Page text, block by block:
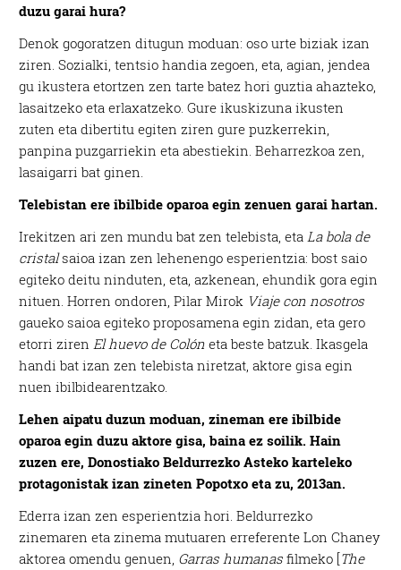
duzu garai hura?
Denok gogoratzen ditugun moduan: oso urte biziak izan
ziren. Sozialki, tentsio handia zegoen, eta, agian, jendea
gu ikustera etortzen zen tarte batez hori guztia ahazteko,
lasaitzeko eta erlaxatzeko. Gure ikuskizuna ikusten
zuten eta dibertitu egiten ziren gure puzkerrekin,
panpina puzgarriekin eta abestiekin. Beharrezkoa zen,
lasaigarri bat ginen.
Telebistan ere ibilbide oparoa egin zenuen garai hartan.
Irekitzen ari zen mundu bat zen telebista, etaLa bola de
cristalsaioa izan zen lehenengo esperientzia: bost saio
egiteko deitu ninduten, eta, azkenean, ehundik gora egin
nituen. Horren ondoren, Pilar Mirok Viaje con nosotros
gaueko saioa egiteko proposamena egin zidan, eta gero
etorri zirenEl huevo de Colón eta beste batzuk. Ikasgela
handi bat izan zen telebista niretzat, aktore gisa egin
nuen ibilbidearentzako.
Lehen aipatu duzun moduan, zineman ere ibilbide
oparoa egin duzu aktore gisa, baina ez soilik. Hain
zuzen ere, Donostiako Beldurrezko Asteko karteleko
protagonistak izan zineten Popotxo eta zu, 2013an.
Ederra izan zen esperientzia hori. Beldurrezko
zinemaren eta zinema mutuaren erreferente Lon Chaney
aktorea omendu genuen, Garras humanas filmeko [The